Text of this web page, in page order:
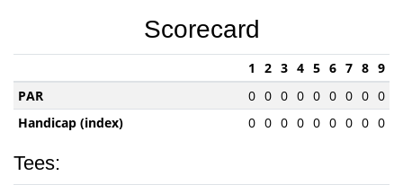
Scorecard
1 2 3 4 5 6 7 8 9
PAR
0 0 0 0 0 0 0 0 0
Handicap (index)
0 0 0 0 0 0 0 0 0
Tees: